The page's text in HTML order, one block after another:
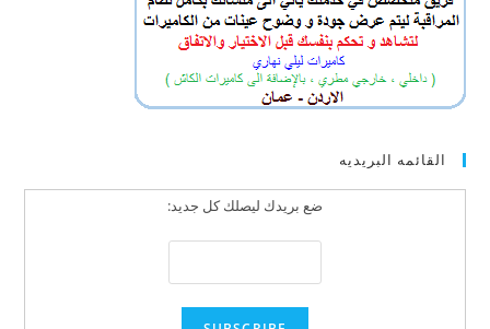
القائمه البريديه
ضع بريدك ليصلك كل جديد: